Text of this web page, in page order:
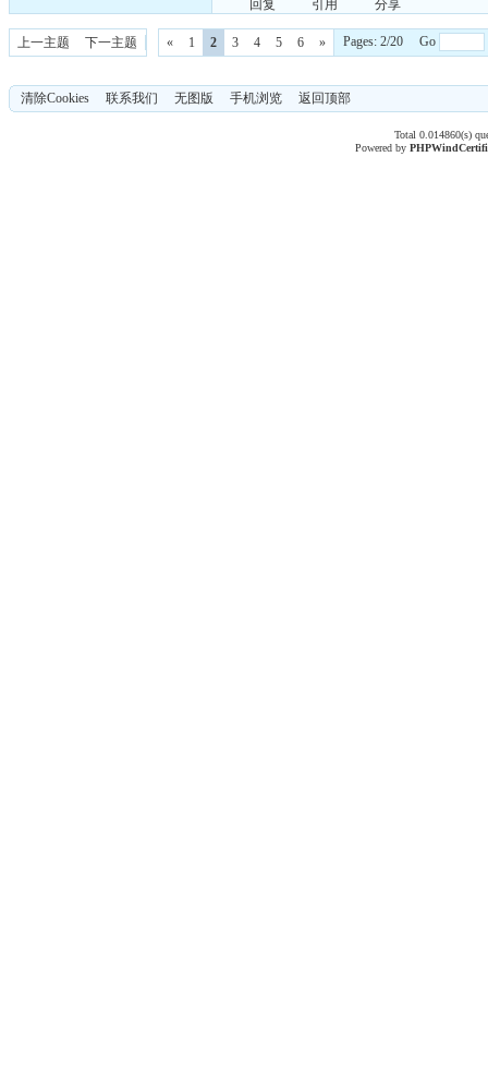
回复 引用 分享
上一主题 下一主题 « 1 2 3 4 5 6 » Pages: 2/20 Go
清除Cookies 联系我们 无图版 手机浏览 返回顶部
Total 0.014860(s)
Powered byPHPWind